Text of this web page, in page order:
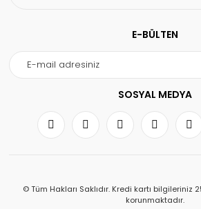
E-BÜLTEN
SOSYAL MEDYA
© Tüm Hakları Saklıdır. Kredi kartı bilgileriniz
korunmaktadır.